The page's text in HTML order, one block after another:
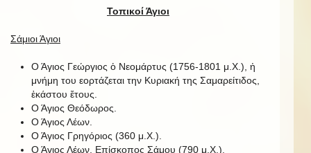
Τοπικοί Άγιοι
Σάμιοι Άγιοι
Ο Άγιος Γεώργιος ὁ Νεομάρτυς (1756-1801 μ.Χ.), ἡ
μνήμη του εορτάζεται την Κυριακή της Σαμαρείτιδος,
ἑκάστου ἔτους.
Ο Άγιος Θεόδωρος.
Ο Άγιος Λέων.
Ο Άγιος Γρηγόριος (360 μ.Χ.).
Ο Άγιος Λέων, Επίσκοπος Σάμου (790 μ.Χ.).